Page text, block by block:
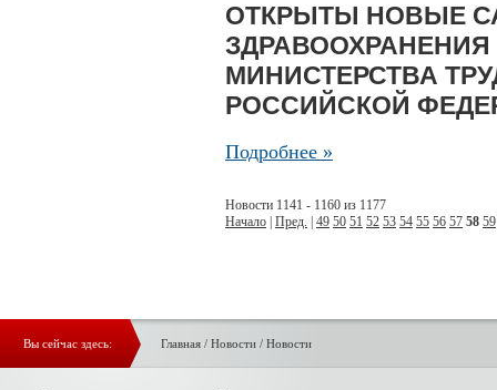
ОТКРЫТЫ НОВЫЕ
МИНИСТЕРСТВА
РОССИЙСКОЙ
Подробнее »
Новости 1141 - 1160 из 1177
Начало Пред. 49 50 51 52 53 54 55 56 57 58 59
Вы сейчас здесь: Главная/ Новости / Новости